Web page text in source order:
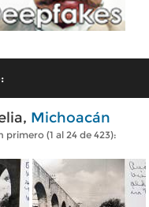
Michoacán
(1 al 24 de 423):